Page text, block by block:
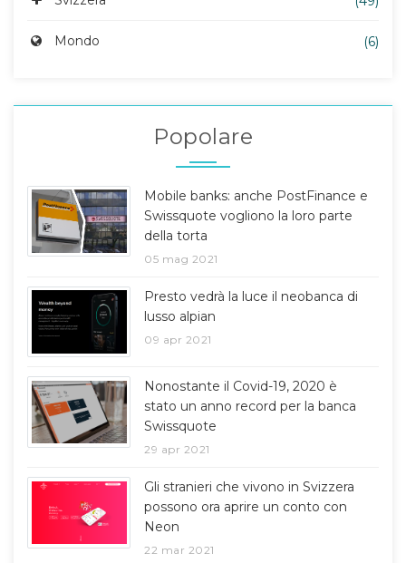
Mondo (6)
Popolare
Mobile banks: anche PostFinance e
Swissquote vogliono la loro parte
della torta
05 mag 2021
Presto vedrà la luce il neobanca di
lusso alpian
09 apr 2021
Nonostante il Covid-19, 2020 è
stato un anno record per la banca
Swissquote
29 apr 2021
Gli stranieri che vivono in Svizzera
possono ora aprire un conto con
Neon
22 mar 2021